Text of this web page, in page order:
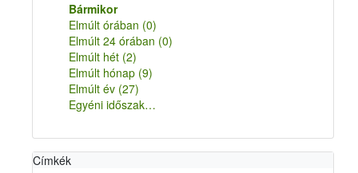
Bármikor
Elmúlt órában (0)
Elmúlt 24 órában (0)
Elmúlt hét (2)
Elmúlt hónap (9)
Elmúlt év (27)
Egyéni időszak…
Címkék